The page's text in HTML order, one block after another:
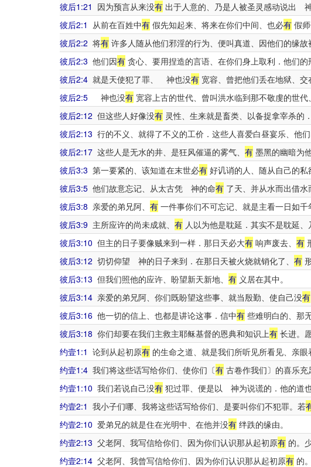
彼后1:21 因为预言从来没有 出于人意的、乃是人被圣灵感动说出 神
彼后2:1 从前在百姓中有 假先知起来、将来在你们中间、也必有 假
彼后2:2 将有 许多人随从他们邪淫的行为、便叫真道、因他们的缘故
彼后2:3 他们因有 贪心、要用捏造的言语、在你们身上取利．他们
彼后2:4 就是天使犯了罪、 神也没有 宽容、曾把他们丢在地狱、交
彼后2:5 神也没有 宽容上古的世代、曾叫洪水临到那不敬虔的世
彼后2:12 但这些人好像没有 灵性、生来就是畜类、以备捉拿宰杀的
彼后2:13 行的不义、就得了不义的工价．这些人喜爱白昼宴乐、他
彼后2:17 这些人是无水的井、是狂风催逼的雾气、 有 墨黑的幽暗为
彼后3:3 第一要紧的、该知道在末世必有 好讥诮的人、随从自己的私
彼后3:5 他们故意忘记、从太古凭 神的命有 了天、并从水而出借水
彼后3:8 亲爱的弟兄阿、 有 一件事你们不可忘记、就是主看一日如千
彼后3:9 主所应许的尚未成就、 有 人以为他是耽延．其实不是耽延
彼后3:10 但主的日子要像贼来到一样．那日天必大有 响声废去、 有
彼后3:12 切切仰望 神的日子来到．在那日天被火烧就销化了、 有
彼后3:13 但我们照他的应许、盼望新天新地、 有 义居在其中。
彼后3:14 亲爱的弟兄阿、你们既盼望这些事、就当殷勤、使自己没有
彼后3:16 他一切的信上、也都是讲论这事．信中有 些难明白的、那
彼后3:18 你们却要在我们主救主耶稣基督的恩典和知识上有 长进。
约壹1:1 论到从起初原有 的生命之道、就是我们所听见所看见、亲眼
约壹1:4 我们将这些话写给你们、使你们〔有 古卷作我们〕的喜乐充
约壹1:10 我们若说自己没有 犯过罪、便是以 神为说谎的．他的道也
约壹2:1 我小子们哪、我将这些话写给你们、是要叫你们不犯罪。若
约壹2:10 爱弟兄的就是住在光明中、在他并没有 绊跌的缘由。
约壹2:13 父老阿、我写信给你们、因为你们认识那从起初原有 的。
约壹2:14 父老阿、我曾写信给你们、因为你们认识那从起初原有 的